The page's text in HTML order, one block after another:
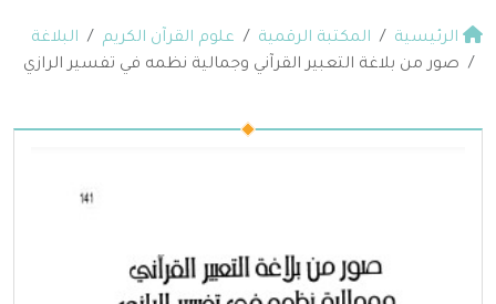
الرئيسية المكتبة الرقمية علوم القرآن الكريم
البلاغة
صور من بلاغة التعبير القرآني وجمالية نظمه في تفسير الرازي